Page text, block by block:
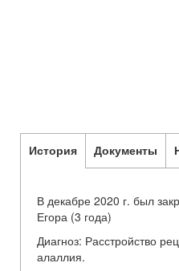
История Документы
В декабре 2020 г. был
Егора (3 года)
Диагноз: Расстройство
алаллия.